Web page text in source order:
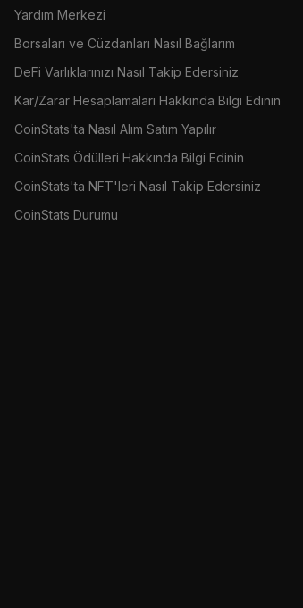
Yardım Merkezi
Borsaları ve Cüzdanları Nasıl Bağlarım
DeFi Varlıklarınızı Nasıl Takip Edersiniz
Kar/Zarar Hesaplamaları Hakkında Bilgi Edinin
CoinStats'ta Nasıl Alım Satım Yapılır
CoinStats Ödülleri Hakkında Bilgi Edinin
CoinStats'ta NFT'leri Nasıl Takip Edersiniz
CoinStats Durumu